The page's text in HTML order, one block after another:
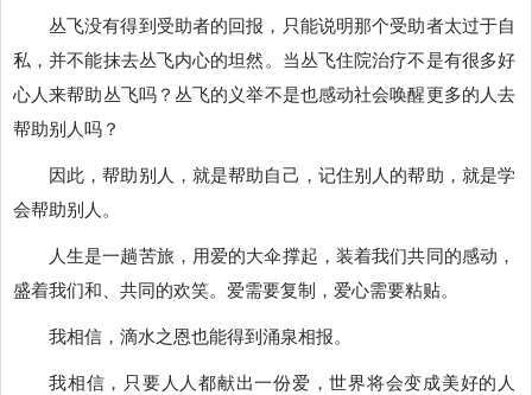
丛飞没有得到受助者的回报，只能说明那个受助者太过于自
私，并不能抹去丛飞内心的坦然。当丛飞住院治疗不是有很多好
心人来帮助丛飞吗？丛飞的义举不是也感动社会唤醒更多的人去
帮助别人吗？
因此，帮助别人，就是帮助自己，记住别人的帮助，就是学
会帮助别人。
人生是一趟苦旅，用爱的大伞撑起，装着我们共同的感动，
盛着我们和、共同的欢笑。爱需要复制，爱心需要粘贴。
我相信，滴水之恩也能得到涌泉相报。
我相信，只要人人都献出一份爱，世界将会变成美好的人